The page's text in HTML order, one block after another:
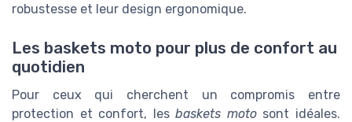
robustesse et leur design ergonomique.
Les baskets moto pour plus de confort au
quotidien
Pour ceux qui cherchent un compromis entre
protection et confort, lesbaskets motosont idéales.